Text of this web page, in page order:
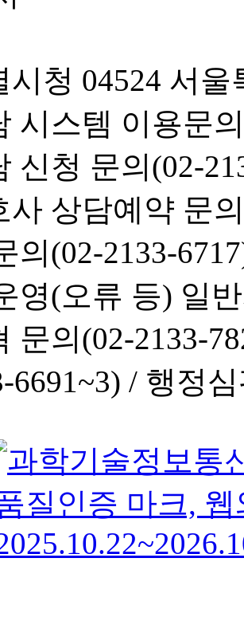
시청 04524 서
시스템 이용문
신청 문의(02-
사 상담예약 문
의(02-2133-
영(오류 등) 일
문의(02-2133-
6691~3) / 행정심